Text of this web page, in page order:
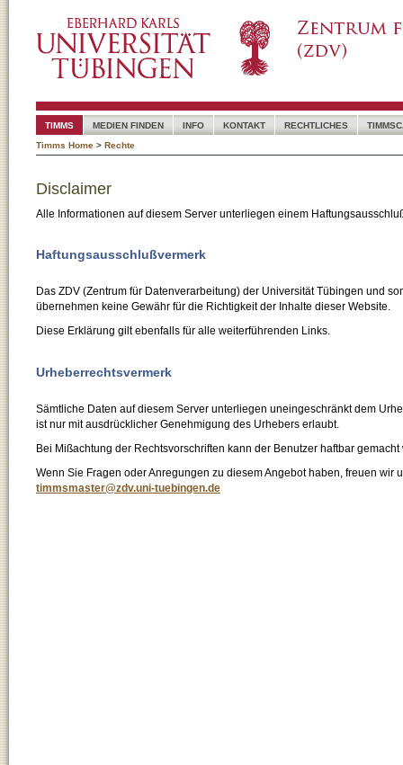
TIMMS MEDIEN FINDEN INFO KONTAKT RECHTLICHES
Timms Home > Rechte
Disclaimer
Alle Informationen auf diesem Server unterliegen einem
Haftungsausschlußvermerk
Das ZDV (Zentrum für Datenverarbeitung) der Universität Tübingen und
übernehmen keine Gewähr für die Richtigkeit der Inhalte dieser Website.
Diese Erklärung gilt ebenfalls für alle weiterführenden Links.
Urheberrechtsvermerk
Sämtliche Daten auf diesem Server unterliegen uneingeschränkt dem
ist nur mit ausdrücklicher Genehmigung des Urhebers erlaubt.
Bei Mißachtung der Rechtsvorschriften kann der Benutzer haftbar gemacht
Wenn Sie Fragen oder Anregungen zu diesem Angebot haben, freuen wir
timmsmaster@zdv.uni-tuebingen.de